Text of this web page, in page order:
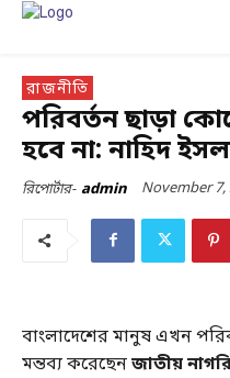
রাজনীতি
পরিবর্তন ছাড়া
হবে না: নাহিদ
রিপোর্টার- admin November 7,
বাংলাদেশের মানুষ এখন
মন্তব্য করেছেনজাতীয়